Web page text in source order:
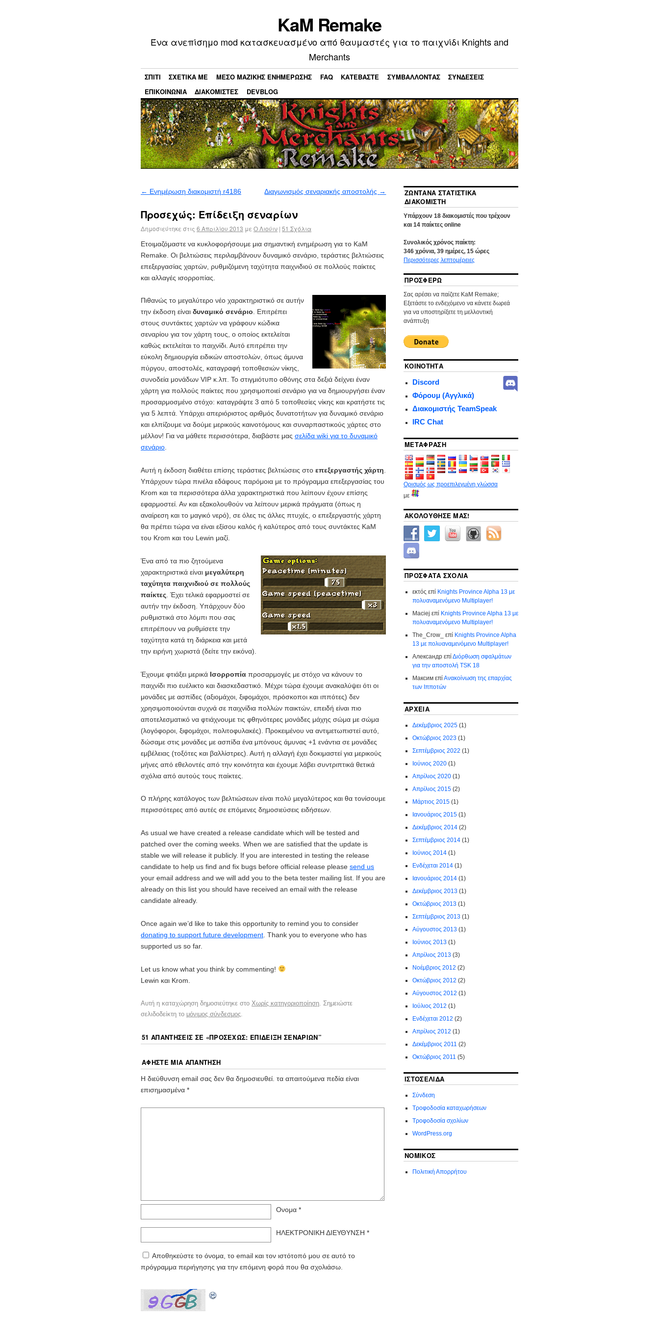
KaM Remake
Ένα ανεπίσημο mod κατασκευασμένο από θαυμαστές για το παιχνίδι Knights and
Merchants
ΣΠΊΤΙ ΣΧΕΤΙΚΆ ΜΕ ΜΕΣΟ ΜΑΖΙΚΗΣ ΕΝΗΜΕΡΩΣΗΣ FAQ ΚΑΤΕΒΆΣΤΕ ΣΥΜΒΆΛΛΟΝΤΑΣ
ΣΥΝΔΈΣΕΙΣ
ΕΠΙΚΟΙΝΩΝΊΑ
ΔΙΑΚΟΜΙΣΤΈΣ DEVBLOG
← Ενημέρωση διακομιστή r4186 Διαγωνισμός σεναριακής αποστολής →
Προσεχώς: Επίδειξη σεναρίων
Δημοσιεύτηκε στις 6 Απριλίου 2013 με Ο Λιούιν | 51 Σχόλια
Ετοιμαζόμαστε να κυκλοφορήσουμε μια σημαντική ενημέρωση για το KaM
Remake. Οι βελτιώσεις περιλαμβάνουν δυναμικό σενάριο, τεράστιες βελτιώσεις
επεξεργασίας χαρτών, ρυθμιζόμενη ταχύτητα παιχνιδιού σε πολλούς παίκτες
και αλλαγές ισορροπίας.
Πιθανώς το μεγαλύτερο νέο χαρακτηριστικό σε αυτήν
την έκδοση είναι δυναμικό σενάριο . Επιτρέπει
στους συντάκτες χαρτών να γράφουν κώδικα
σεναρίου για τον χάρτη τους, ο οποίος εκτελείται
καθώς εκτελείται το παιχνίδι. Αυτό επιτρέπει την
εύκολη δημιουργία ειδικών αποστολών, όπως άμυνα
πύργου, αποστολές, καταγραφή τοποθεσιών νίκης,
συνοδεία μονάδων VIP κ.λπ. Το στιγμιότυπο οθόνης στα δεξιά δείχνει έναν
χάρτη για πολλούς παίκτες που χρησιμοποιεί σενάριο για να δημιουργήσει έναν
προσαρμοσμένο στόχο: καταγράψτε 3 από 5 τοποθεσίες νίκης και κρατήστε τις
για 5 λεπτά. Υπάρχει απεριόριστος αριθμός δυνατοτήτων για δυναμικό σενάριο
και ελπίζουμε να δούμε μερικούς καινοτόμους και συναρπαστικούς χάρτες στο
μέλλον! Για να μάθετε περισσότερα, διαβάστε μας σελίδα wiki για το δυναμικό
σενάριο
Αυτή η έκδοση διαθέτει επίσης τεράστιες βελτιώσεις στο επεξεργαστής χάρτη
Υπάρχουν τώρα πινέλα εδάφους παρόμοια με το πρόγραμμα επεξεργασίας του
Krom και τα περισσότερα άλλα χαρακτηριστικά που λείπουν έχουν επίσης
εφαρμοστεί. Αν και εξακολουθούν να λείπουν μερικά πράγματα (όπως η
αναίρεση και το μαγικό νερό), σε όλες τις άλλες πτυχές, ο επεξεργαστής χάρτη
θα πρέπει τώρα να είναι εξίσου καλός ή καλύτερος από τους συντάκτες KaM
του Krom και του Lewin μαζί.
Ένα από τα πιο ζητούμενα
χαρακτηριστικά είναι μεγαλύτερη
ταχύτητα παιχνιδιού σε πολλούς
παίκτες . Έχει τελικά εφαρμοστεί σε
αυτήν την έκδοση. Υπάρχουν δύο
ρυθμιστικά στο λόμπι που σας
επιτρέπουν να ρυθμίσετε την
ταχύτητα κατά τη διάρκεια και μετά
την ειρήνη χωριστά (δείτε την εικόνα).
Έχουμε φτιάξει μερικά Ισορροπία προσαρμογές με στόχο να κάνουν το
παιχνίδι πιο ευέλικτο και διασκεδαστικό. Μέχρι τώρα έχουμε ανακαλύψει ότι οι
μονάδες με ασπίδες (αξιομάχοι, ξιφομάχοι, πρόσκοποι και ιππότες) δεν
χρησιμοποιούνται συχνά σε παιχνίδια πολλών παικτών, επειδή είναι πιο
αποτελεσματικό να φτιάχνουμε τις φθηνότερες μονάδες μάχης σώμα με σώμα
(λογόφοροι, ξιφομάχοι, πολιτοφυλακές). Προκειμένου να αντιμετωπιστεί αυτό,
δώσαμε στις μονάδες με ασπίδα ένα μπόνους άμυνας +1 ενάντια σε μονάδες
εμβέλειας (τοξότες και βαλλίστρες). Αυτή η αλλαγή έχει δοκιμαστεί για μερικούς
μήνες από εθελοντές από την κοινότητα και έχουμε λάβει συντριπτικά θετικά
σχόλια από αυτούς τους παίκτες.
Ο πλήρης κατάλογος των βελτιώσεων είναι πολύ μεγαλύτερος και θα τονίσουμε
περισσότερες από αυτές σε επόμενες δημοσιεύσεις ειδήσεων.
As usual we have created a release candidate which will be tested and
patched over the coming weeks. When we are satisfied that the update is
stable we will release it publicly. If you are interested in testing the release
candidate to help us find and fix bugs before official release please send us
your email address and we will add you to the beta tester mailing list. If you are
already on this list you should have received an email with the release
candidate already.
Once again we’d like to take this opportunity to remind you to consider
donating to support future development . Thank you to everyone who has
supported us so far.
Let us know what you think by commenting!
Lewin και Krom.
Αυτή η καταχώρηση δημοσιεύτηκε στο Χωρίς κατηγοριοποίηση . Σημειώστε
σελιδοδείκτη το μόνιμος σύνδεσμος
51 ΑΠΑΝΤΉΣΕΙΣ ΣΕ «ΠΡΟΣΕΧΏΣ: ΕΠΊΔΕΙΞΗ ΣΕΝΑΡΊΩΝ”
ΑΦΉΣΤΕ ΜΙΑ ΑΠΆΝΤΗΣΗ
Η διεύθυνση email σας δεν θα δημοσιευθεί. τα απαιτούμενα πεδία είναι
επισημασμένα *
Ονομα *
ΗΛΕΚΤΡΟΝΙΚΗ ΔΙΕΥΘΥΝΣΗ *
Αποθηκεύστε το όνομα, το email και τον ιστότοπό μου σε αυτό το
πρόγραμμα περιήγησης για την επόμενη φορά που θα σχολιάσω.
ΖΩΝΤΑΝΆ ΣΤΑΤΙΣΤΙΚΆ
ΔΙΑΚΟΜΙΣΤΉ
Υπάρχουν 18διακομιστές που τρέχουν
και 14παίκτες online
Συνολικός χρόνος παίκτη:
346χρόνια, 39ημέρες, 15ώρες
Περισσότερες λεπτομέρειες
ΠΡΟΣΦΈΡΩ
Σας αρέσει να παίζετε KaM Remake;
Εξετάστε το ενδεχόμενο να κάνετε δωρεά
για να υποστηρίξετε τη μελλοντική
ανάπτυξη
ΚΟΙΝΌΤΗΤΑ
Discord
Φόρουμ (Αγγλικά)
Διακομιστής TeamSpeak
IRC Chat
ΜΕΤΆΦΡΑΣΗ
Ορισμός ως προεπιλεγμένη γλώσσα
με
ΑΚΟΛΟΥΘΗΣΕ ΜΑΣ!
ΠΡΌΣΦΑΤΑ ΣΧΌΛΙΑ
εκτός επί Knights Province Alpha 13 με
πολυαναμενόμενο Multiplayer!
Maciej επί Knights Province Alpha 13 με
πολυαναμενόμενο Multiplayer!
The_Crow_
επί Knights Province Alpha
13 με πολυαναμενόμενο Multiplayer!
АлександрεπίΔιόρθωση σφαλμάτων
για την αποστολή TSK 18
МаксимεπίΑνακοίνωση της επαρχίας
των Ιπποτών
ΑΡΧΕΊΑ
Δεκέμβριος 2025(1)
Οκτώβριος 2023(1)
Σεπτέμβριος 2022 (1)
Ιούνιος 2020(1)
Απρίλιος 2020(1)
Απρίλιος 2015(2)
Μάρτιος 2015(1)
Ιανουάριος 2015(1)
Δεκέμβριος 2014(2)
Σεπτέμβριος 2014(1)
Ιούνιος 2014(1)
Ενδέχεται 2014(1)
Ιανουάριος 2014(1)
Δεκέμβριος 2013(1)
Οκτώβριος 2013(1)
Σεπτέμβριος 2013(1)
Αύγουστος 2013(1)
Ιούνιος 2013(1)
Απρίλιος 2013(3)
Νοέμβριος 2012 (2)
Οκτώβριος 2012 (2)
Αύγουστος 2012 (1)
Ιούλιος 2012 (1)
Ενδέχεται 2012 (2)
Απρίλιος 2012 (1)
Δεκέμβριος 2011 (2)
Οκτώβριος 2011 (5)
ΙΣΤΟΣΕΛΊΔΑ
Σύνδεση
Τροφοδοσία καταχωρήσεων
Τροφοδοσία σχολίων
WordPress.org
ΝΟΜΙΚΌΣ
Πολιτική Απορρήτου